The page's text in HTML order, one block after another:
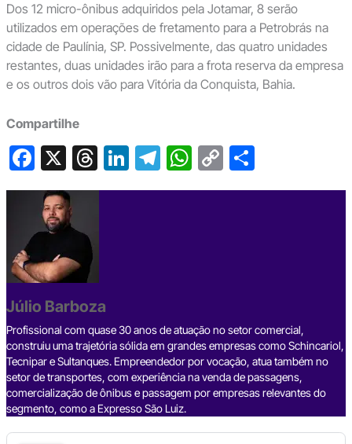
Dos 12 micro-ônibus adquiridos pela Jotamar, 8 serão
utilizados em operações de fretamento para a Petrobrás na
cidade de Paulínia, SP. Possivelmente, das quatro unidades
restantes, duas unidades irão para a frota reserva da empresa
e os outros dois vão para Vitória da Conquista, Bahia.
Compartilhe
F
a
c
e
b
o
o
k
X T
hr
s
Li
n
T
el
W
h
C
o
S
h
Júlio Barboza
Profissional com quase 30 anos de atuação no setor comercial,
construiu uma trajetória sólida em grandes empresas como Schincariol,
Tecnipar e Sultanques. Empreendedor por vocação, atua também no
setor de transportes, com experiência na venda de passagens,
comercialização de ônibus e passagem por empresas relevantes do
segmento, como a Expresso São Luiz.